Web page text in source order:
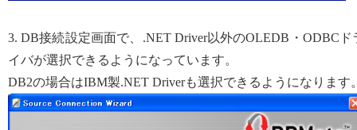
3. DB接続設定画面で、.NET Driver以外のOLEDB・ODBCド
イバが選択できるようになっています。
DB2の場合はIBM製.NET Driverも選択できるようになります